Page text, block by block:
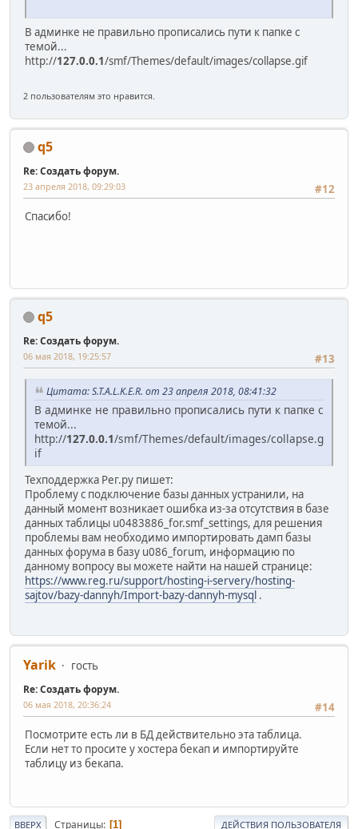
В админке не правильно прописались пути к папке с
темой...
http://127.0.0.1/smf/Themes/default/images/collapse.gif
2 пользователям это нравится.
q5
Re: Создать форум.
#12
23 апреля 2018, 09:29:03
Спасибо!
q5
Re: Создать форум.
#13
06 мая 2018, 19:25:57
Цитата: S.T.A.L.K.E.R. от 23 апреля 2018, 08:41:32
В админке не правильно прописались пути к папке с
темой...
http://127.0.0.1/smf/Themes/default/images/collapse.g
if
Техподдержка Рег.ру пишет:
Проблему с подключение базы данных устранили, на
данный момент возникает ошибка из-за отсутствия в базе
данных таблицы u0483886_for.smf_settings, для решения
проблемы вам необходимо импортировать дамп базы
данных форума в базу u086_forum, информацию по
данному вопросу вы можете найти на нашей странице:
https://www.reg.ru/support/hosting-i-servery/hosting-
sajtov/bazy-dannyh/Import-bazy-dannyh-mysql .
Yarik гость
Re: Создать форум.
#14
06 мая 2018, 20:36:24
Посмотрите есть ли в БД действительно эта таблица.
Если нет то просите у хостера бекап и импортируйте
таблицу из бекапа.
ВВЕРХ Страницы 1 ДЕЙСТВИЯ ПОЛЬЗОВАТЕЛЯ